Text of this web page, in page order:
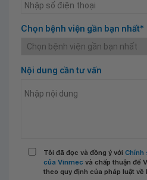
Chọn bệnh viện gần bạn nhất*
Nội dung cần tư vấn
Tôi đã đọc và đồng ý với Chính
của Vinmec và chấp thuận để
theo quy định của pháp luật về